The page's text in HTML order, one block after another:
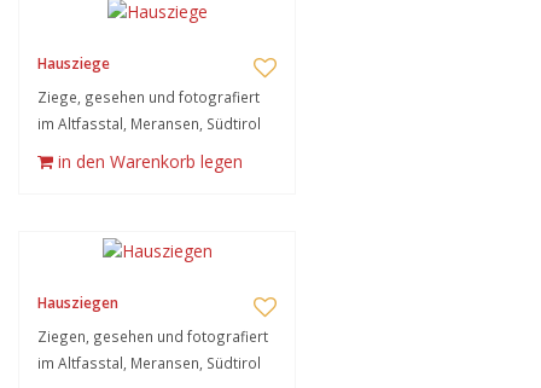
Hausziege
Ziege, gesehen und fotografiert
im Altfasstal, Meransen, Südtirol
in den Warenkorb legen
Hausziegen
Ziegen, gesehen und fotografiert
im Altfasstal, Meransen, Südtirol